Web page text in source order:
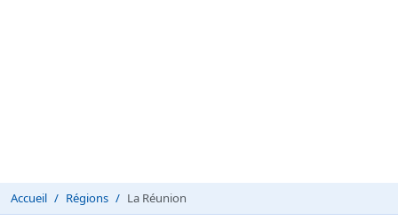
Accueil Régions La Réunion